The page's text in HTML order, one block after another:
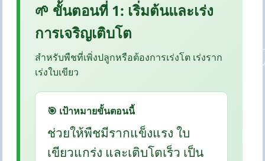
🌱 ขั้นตอนที่ 1: เริ่มต้นและเร่ง
การเจริญเติบโต
สำหรับพืชที่เพิ่งปลูกหรือต้องการเร่งโต เร่งราก
เร่งใบเขียว
🎯 เป้าหมายขั้นตอนนี้
ช่วยให้พืชมีรากแข็งแรง ใบ
เขียวแกร่ง และเติบโตเร็ว เป็น